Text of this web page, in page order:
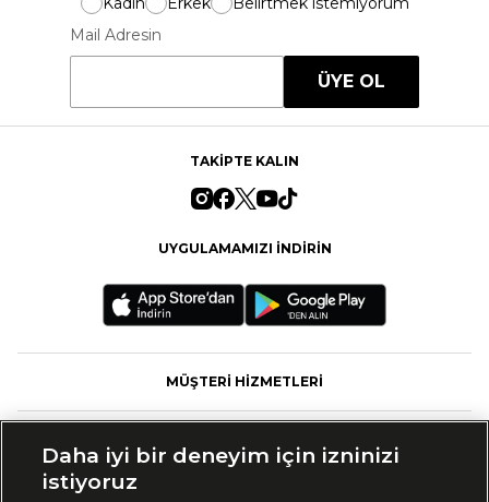
Mail Adresin
ÜYE OL
TAKİPTE KALIN
UYGULAMAMIZI İNDİRİN
MÜŞTERİ HİZMETLERİ
Daha iyi bir deneyim için izninizi
istiyoruz